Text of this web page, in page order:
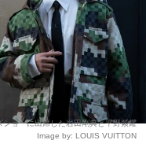
ョーに出席した岩田剛典と平野紫耀
Image by: LOUIS VUITTON